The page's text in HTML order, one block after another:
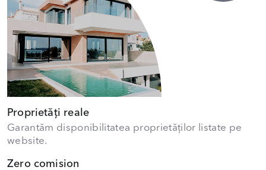
Proprietăți reale
Garantăm disponibilitatea proprietăților listate pe
website.
Zero comision